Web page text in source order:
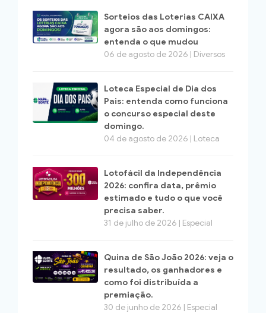
Sorteios das Loterias CAIXA
agora são aos domingos:
entenda o que mudou
06 de agosto de 2026 | Diversos
Loteca Especial de Dia dos
Pais: entenda como funciona
o concurso especial deste
domingo.
04 de agosto de 2026 | Loteca
Lotofácil da Independência
2026: confira data, prêmio
estimado e tudo o que você
precisa saber.
31 de julho de 2026 | Especial
Quina de São João 2026: veja o
resultado, os ganhadores e
como foi distribuída a
premiação.
30 de junho de 2026 | Especial